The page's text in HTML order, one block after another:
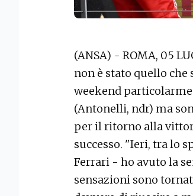
(ANSA) - ROMA, 05
non è stato quello
weekend
(Antonelli, ndr) ma
per il ritorno alla
successo. "Ieri, tra lo
Ferrari - ho avuto la
sensazioni sono